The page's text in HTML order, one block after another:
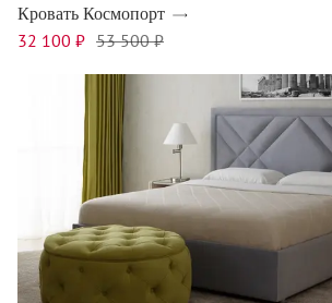
Кровать Космопорт
32 100 ₽ 53 500 ₽